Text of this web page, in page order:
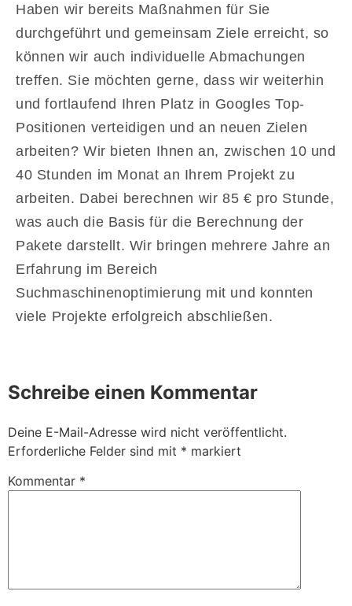
Haben wir bereits Maßnahmen für Sie
durchgeführt und gemeinsam Ziele erreicht, so
können wir auch individuelle Abmachungen
treffen. Sie möchten gerne, dass wir weiterhin
und fortlaufend Ihren Platz in Googles Top-
Positionen verteidigen und an neuen Zielen
arbeiten? Wir bieten Ihnen an, zwischen 10 und
40 Stunden im Monat an Ihrem Projekt zu
arbeiten. Dabei berechnen wir 85 € pro Stunde,
was auch die Basis für die Berechnung der
Pakete darstellt. Wir bringen mehrere Jahre an
Erfahrung im Bereich
Suchmaschinenoptimierung mit und konnten
viele Projekte erfolgreich abschließen.
Schreibe einen Kommentar
Deine E-Mail-Adresse wird nicht veröffentlicht.
Erforderliche Felder sind mit * markiert
Kommentar *